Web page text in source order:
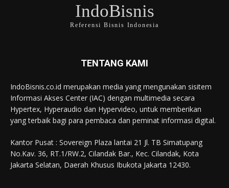
IndoBisnis
Referensi Bisnis Indonesia
TENTANG KAMI
IndoBisnis.co.id merupakan media yang mengunakan sisitem
Informasi Akses Center (IAC) dengan multimedia secara
Hypertex, Hyperaudio dan Hypervideo, untuk memberikan
yang terbaik bagi para pembaca dan peminat informasi digital.
Kantor Pusat : Sovereign Plaza lantai 21 Jl. TB Simatupang
No.Kav. 36, RT.1/RW.2, Cilandak Bar., Kec. Cilandak, Kota
Jakarta Selatan, Daerah Khusus Ibukota Jakarta 12430.